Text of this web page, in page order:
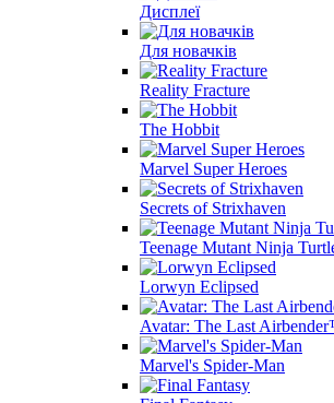
Дисплеї
Для новачків
Reality Fracture
The Hobbit
Marvel Super Heroes
Secrets of Strixhaven
Teenage Mutant Ninja
Lorwyn Eclipsed
Avatar: The Last
Marvel's Spider-Man